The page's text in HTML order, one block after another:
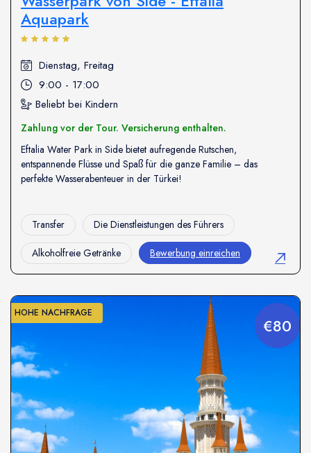
Aquapark
Dienstag, Freitag
9:00 - 17:00
Beliebt bei Kindern
Zahlung vor der Tour. Versicherung enthalten.
Eftalia Water Park in Side bietet aufregende Rutschen,
entspannende Flüsse und Spaß für die ganze Familie – das
perfekte Wasserabenteuer in der Türkei!
Transfer Die Dienstleistungen des Führers
Alkoholfreie Getränke Bewerbung einreichen
€80
HOHE NACHFRAGE